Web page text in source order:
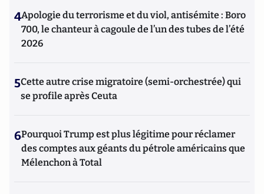
4Apologie du terrorisme et du viol, antisémite : Boro
700, le chanteur à cagoule de l’un des tubes de l’été
2026
5Cette autre crise migratoire (semi-orchestrée) qui
se profile après Ceuta
6Pourquoi Trump est plus légitime pour réclamer
des comptes aux géants du pétrole américains que
Mélenchon à Total